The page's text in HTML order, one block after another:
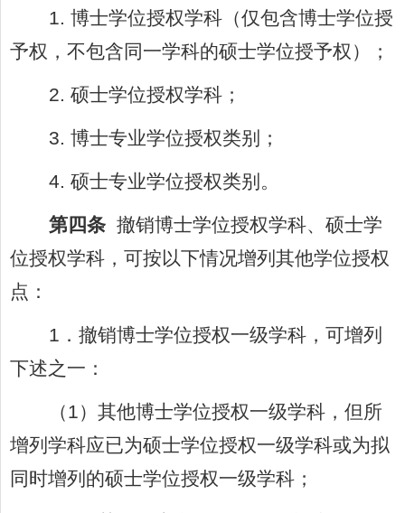
1. 博士学位授权学科（仅包含博士学位授
予权，不包含同一学科的硕士学位授予权）；
2. 硕士学位授权学科；
3. 博士专业学位授权类别；
4. 硕士专业学位授权类别。
第四条 撤销博士学位授权学科、硕士学
位授权学科，可按以下情况增列其他学位授权
点：
1 ．撤销博士学位授权一级学科，可增列
下述之一：
（1）其他博士学位授权一级学科，但所
增列学科应已为硕士学位授权一级学科或为拟
同时增列的硕士学位授权一级学科；